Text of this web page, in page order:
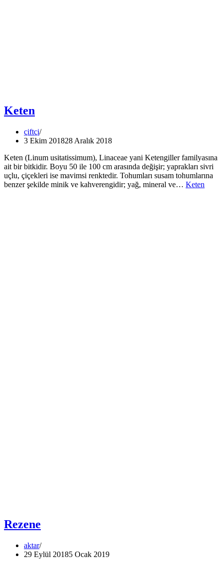
Keten
çiftçi
3 Ekim 201828 Aralık 2018
Keten (Linum usitatissimum), Linaceae yani Ketengiller familyasına
ait bir bitkidir. Boyu 50 ile 100 cm arasında değişir; yaprakları sivri
uçlu, çiçekleri ise mavimsi renktedir. Tohumları susam tohumlarına
benzer şekilde minik ve kahverengidir; yağ, mineral ve… Keten
Rezene
aktar
29 Eylül 20185 Ocak 2019